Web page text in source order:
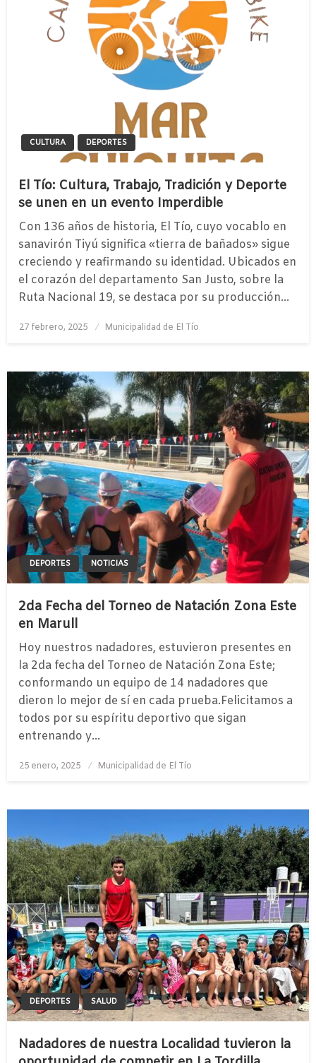
CULTURA DEPORTES
El Tío: Cultura, Trabajo, Tradición y Deporte
se unen en un evento Imperdible
Con 136 años de historia, El Tío, cuyo vocablo en
sanavirón Tiyú significa «tierra de bañados» sigue
creciendo y reafirmando su identidad. Ubicados en
el corazón del departamento San Justo, sobre la
Ruta Nacional 19, se destaca por su producción…
Publicado
27 febrero, 2025 Municipalidad de El Tío
DEPORTES NOTICIAS
2da Fecha del Torneo de Natación Zona Este
en Marull
Hoy nuestros nadadores, estuvieron presentes en
la 2da fecha del Torneo de Natación Zona Este;
conformando un equipo de 14 nadadores que
dieron lo mejor de sí en cada prueba.Felicitamos a
todos por su espíritu deportivo que sigan
entrenando y…
Publicado
25 enero, 2025 Municipalidad de El Tío
DEPORTES SALUD
Nadadores de nuestra Localidad tuvieron la